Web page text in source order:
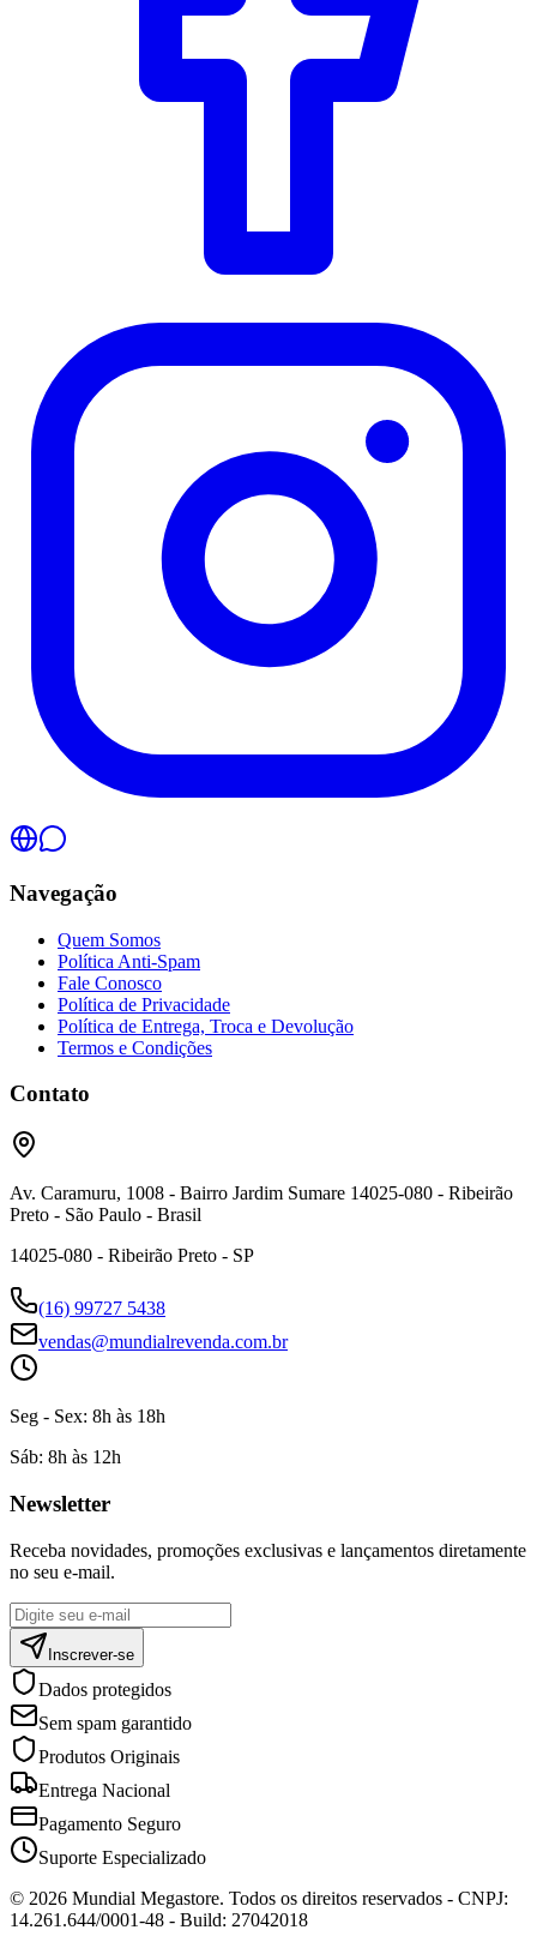
Navegação
Quem Somos
Política Anti-Spam
Fale Conosco
Política de Privacidade
Política de Entrega, Troca e Devolução
Termos e Condições
Contato
Av. Caramuru, 1008 - Bairro Jardim Sumare 14025-080 - Ribeirão
Preto - São Paulo - Brasil
14025-080 - Ribeirão Preto - SP
(16) 99727 5438
vendas@mundialrevenda.com.br
Seg - Sex: 8h às 18h
Sáb: 8h às 12h
Newsletter
Receba novidades, promoções exclusivas e lançamentos diretamente
no seu e-mail.
Inscrever-se
Dados protegidos
Sem spam garantido
Produtos Originais
Entrega Nacional
Pagamento Seguro
Suporte Especializado
© 2026 Mundial Megastore. Todos os direitos reservados - CNPJ:
14.261.644/0001-48 - Build: 27042018